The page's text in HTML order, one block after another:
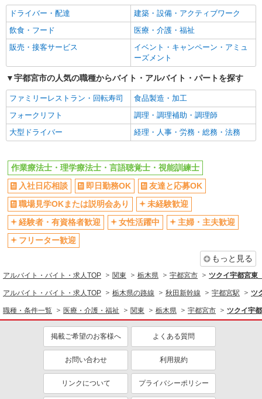
友達と応募OK
職場見学OKまたは説明会あり
未経験歓迎
経験者・有資格者歓迎
女性活躍中
主婦・主夫歓迎
学歴不問
ブランクOK
ミドル（40代～）活躍中
エルダー（50代～）活躍中
昇給あり
禁煙・分煙
バイク通勤OK
自転車通勤OK
残業ほぼなし
副業・WワークOK
転勤なし
産休・育休取得実績あり
各種手当（家族・役職・インセン
ティブなど）あり
研修制度あり
社員登用あり
資格取得支援制度あり
髪型・髪色自由
髭（ひげ）OK
医療・介護・福祉
同じ特徴から求人を探す
未経験歓迎
ミドル（40代～）活躍中
副業・WワークOK
交通費支給
社会保険あり
産休・育休取得実績あり
社員登用あり
ドライバー・配達
建築・設備・アクティブワーク
飲食・フード
医療・介護・福祉
販売・接客サービス
イベント・キャンペーン・アミュ
ーズメント
宇都宮市の人気の職種からバイト・アルバイト・パートを探す
ファミリーレストラン・回転寿司
食品製造・加工
フォークリフト
調理・調理補助・調理師
大型ドライバー
経理・人事・労務・総務・法務
作業療法士・理学療法士・言語聴覚士・視能訓練士
入社日応相談
即日勤務OK
友達と応募OK
職場見学OKまたは説明会あり
未経験歓迎
経験者・有資格者歓迎
女性活躍中
主婦・主夫歓迎
フリーター歓迎
もっと見る
アルバイト・バイト・求人TOP 関東 栃木県 宇都宮市 ツクイ宇都宮東
アルバイト・バイト・求人TOP 栃木県の路線 秋田新幹線 宇都宮駅 ツ
職種・条件一覧 医療・介護・福祉 関東 栃木県 宇都宮市 ツクイ宇
掲載ご希望のお客様へ よくある質問
お問い合わせ 利用規約
リンクについて プライバシーポリシー